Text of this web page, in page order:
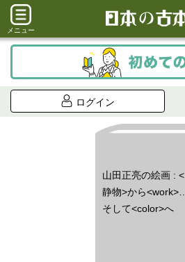
メニュー
ログイン
山田正亮の絵画 : <
静物>から<work>…
そして<color>へ